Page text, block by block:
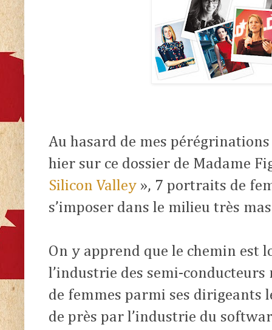
Au hasard de mes
hier sur ce dossier de Madame
Silicon Valley », 7 portraits de
s’imposer dans le milieu très
On y apprend que le chemin est
l’industrie des semi-
de femmes parmi ses dirigeants
de près par l’industrie du